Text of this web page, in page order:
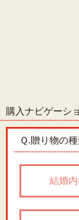
購入ナビゲーシ
Ｑ.贈り物の
結婚